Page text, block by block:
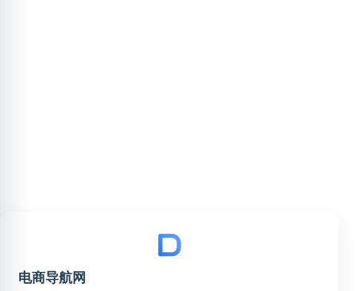
电商导航网